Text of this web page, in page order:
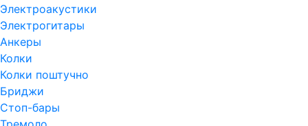
Электроакустики
Электрогитары
Анкеры
Колки
Колки поштучно
Бриджи
Стоп-бары